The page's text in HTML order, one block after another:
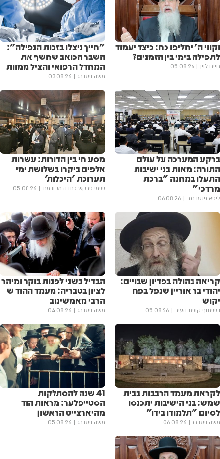
וקווי ה' יחליפו כח: כיצד יעמוד
לתפילה בימי בין הזמנים?
חיים לוין 05.08.26
"חייך ניצלו בזכות הנפילה":
השבר הכואב שחשף את
המחדל הרפואי והציל ממוות
משה ויסברג 03.08.26
ברקע המערכה על עולם
התורה: מאות בני ישיבות
התעלו במחנה "ברכת
מרדכי"
ליפא גינסברגר 06.08.26
מסע חי בין הדורות: עשרות
אלפים ביקרו בשלושת ימי
תערוכת 'היכלות'
שימי פרקש כתבה מקודמת 05.08.26
קריאה בהולה בפדיון שבויים:
יהודי בר אוריין שנפל בפח
יקוש
בשיתוף קופת העיר 05.08.26
הבדיל בשני לפנות בוקר ומיהר
לציון בטבריה: מעמד ההוד ש
הרבי מאמשינוב
משה ויסברג 04.08.26
לקראת מעמד הרבבות בבית
שמש: בני הישיבות יתכנסו
לסיום "תלמודו בידו"
משה ויסברג 06.08.26
41 שנה להסתלקות
הסטייפלער: מראות הוד
מהיארצייט הראשון
משה ויסברג 05.08.26